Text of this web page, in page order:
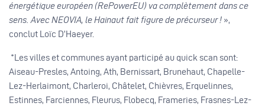
énergétique européen (RePowerEU) va complètement dans ce
sens. Avec NEOVIA, le Hainaut fait figure de précurseur ! »,
conclut Loïc D’Haeyer.
*Les villes et communes ayant participé au quick scan sont:
Aiseau-Presles, Antoing, Ath, Bernissart, Brunehaut, Chapelle-
Lez-Herlaimont, Charleroi, Châtelet, Chièvres, Erquelinnes,
Estinnes, Farciennes, Fleurus, Flobecq, Frameries, Frasnes-Lez-